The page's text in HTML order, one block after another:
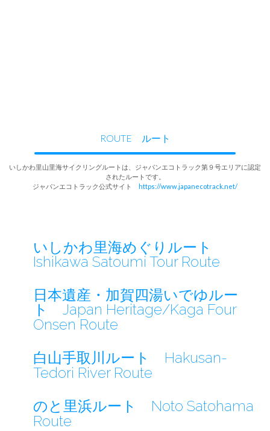
ROUTE ルート
いしかわ里山里海サイクリングルートは、ジャパンエコトラック第９号エリアに認定
されたルートです。
ジャパンエコトラック公式サイト
https://www.japanecotrack.net/
いしかわ里海めぐりルート
Ishikawa Satoumi Tour Route
日本遺産・加賀四湯いでゆルー
ト Japan Heritage/Kaga Four
Onsen Route
白山手取川ルート Hakusan-
Tedori River Route
のと里浜ルート Noto Satohama
Route